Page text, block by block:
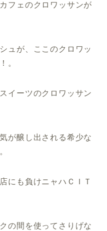
フェのクロワッサンが
ュが、ここのクロワッ
。
イーツのクロワッサン
が醸し出される希少な
にも負けニャハＣＩＴ
の間を使ってさりげな